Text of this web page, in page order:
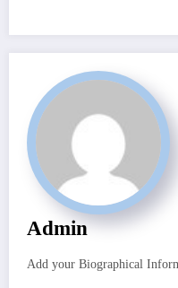
Admin
Add your Biographical